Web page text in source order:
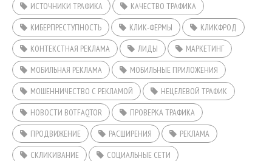
ИСТОЧНИКИ ТРАФИКА
КАЧЕСТВО ТРАФИКА
КИБЕРПРЕСТУПНОСТЬ
КЛИК-ФЕРМЫ
КЛИКФРОД
КОНТЕКСТНАЯ РЕКЛАМА
ЛИДЫ
МАРКЕТИНГ
МОБИЛЬНАЯ РЕКЛАМА
МОБИЛЬНЫЕ ПРИЛОЖЕНИЯ
МОШЕННИЧЕСТВО С РЕКЛАМОЙ
НЕЦЕЛЕВОЙ ТРАФИК
НОВОСТИ BOTFAQTOR
ПРОВЕРКА ТРАФИКА
ПРОДВИЖЕНИЕ
РАСШИРЕНИЯ
РЕКЛАМА
СКЛИКИВАНИЕ
СОЦИАЛЬНЫЕ СЕТИ